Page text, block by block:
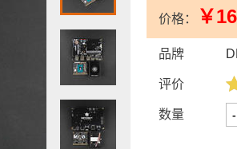
价格： ￥
品牌
评价
数量 -